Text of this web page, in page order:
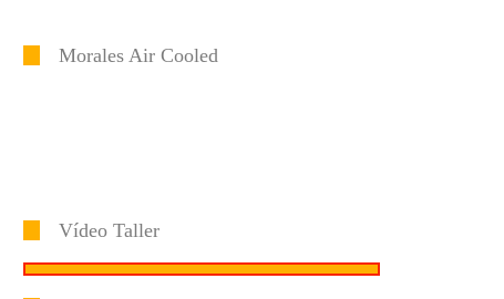
Morales Air Cooled
Vídeo Taller